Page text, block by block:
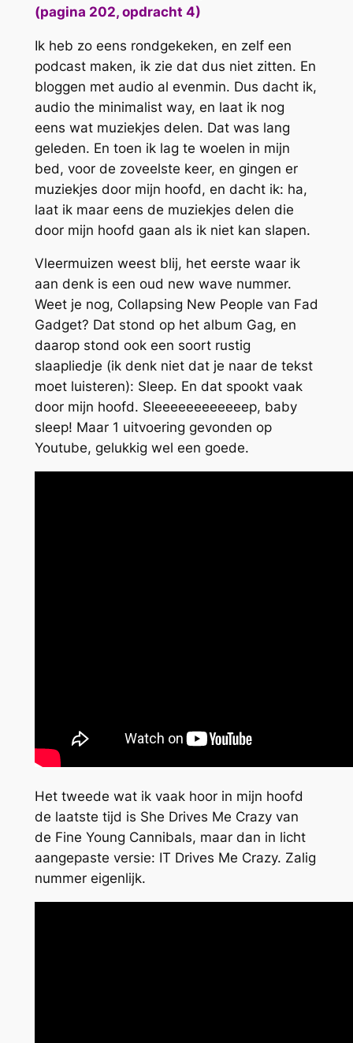
(pagina 202, opdracht 4)
Ik heb zo eens rondgekeken, en zelf een
podcast maken, ik zie dat dus niet zitten. En
bloggen met audio al evenmin. Dus dacht ik,
audio the minimalist way, en laat ik nog
eens wat muziekjes delen. Dat was lang
geleden. En toen ik lag te woelen in mijn
bed, voor de zoveelste keer, en gingen er
muziekjes door mijn hoofd, en dacht ik: ha,
laat ik maar eens de muziekjes delen die
door mijn hoofd gaan als ik niet kan slapen.
Vleermuizen weest blij, het eerste waar ik
aan denk is een oud new wave nummer.
Weet je nog, Collapsing New People van Fad
Gadget? Dat stond op het album Gag, en
daarop stond ook een soort rustig
slaapliedje (ik denk niet dat je naar de tekst
moet luisteren): Sleep. En dat spookt vaak
door mijn hoofd. Sleeeeeeeeeeeep, baby
sleep! Maar 1 uitvoering gevonden op
Youtube, gelukkig wel een goede.
Het tweede wat ik vaak hoor in mijn hoofd
de laatste tijd is She Drives Me Crazy van
de Fine Young Cannibals, maar dan in licht
aangepaste versie: IT Drives Me Crazy. Zalig
nummer eigenlijk.